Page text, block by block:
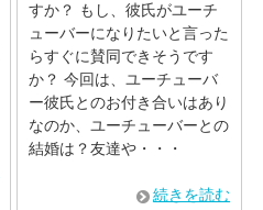
すか？ もし、彼氏がユーチ
ューバーになりたいと言った
らすぐに賛同できそうです
か？ 今回は、ユーチューバ
ー彼氏とのお付き合いはあり
なのか、ユーチューバーとの
結婚は？友達や・・・
続きを読む